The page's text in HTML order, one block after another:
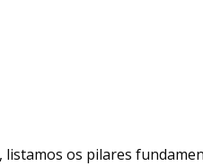
listamos os pilares